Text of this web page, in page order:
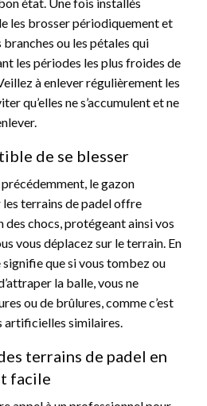
état. Une fois installés
les brosser périodiquement et
branches ou les pétales qui
les périodes les plus froides de
à enlever régulièrement les
qu’elles ne s’accumulent et ne
de se blesser
précédemment, le gazon
terrains de padel offre
chocs, protégeant ainsi vos
vous déplacez sur le terrain. En
que si vous tombez ou
la balle, vous ne
ou de brûlures, comme c’est
artificielles similaires.
terrains de padel en
facile